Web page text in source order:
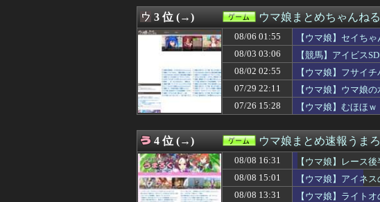
08/08 13:30
【祝】ナリタブライアン役の衣
08/08 13:05
『ドラクエ』で一番有能なキャラ
08/08 13:03
【遊戯王情報】デュエリストカー
08/08 13:02
【悲報】ポケポケ、1年で1600万
弾幕STG『カラドリウス2』、
08/08 13:00
【FF14】最適化対応後のSwitch2
08/08 13:00
【艦これ】もちもちーの本気 他
08/08 13:00
サザエさん世界の夫「妻が昼食
08/08 12:47
【衝撃】映画ちいかわのこのシー
08/08 12:30
【競馬】ピョイットハレルヤが8
08/08 12:30
【FEH】シーダって実は巨乳じゃ
08/08 12:30
【原神】原神のmiHoYoはなぜオ
08/08 12:30
【モンハンワイルズ】ダハドっ
08/08 12:25
「ニカニカの実」を未だに受け入
08/08 12:08
【ウマ娘】ドンナと海行きてえな
3 位 (→) ウマ娘まとめちゃんねる
08/06 01:55
【ウマ娘】セイち
08/03 03:06
【競馬】アイビス
08/02 02:55
【ウマ娘】フサイ
07/29 22:11
【ウマ娘】ウマ娘
07/26 15:28
【ウマ娘】むほほｗ
4 位 (→) ウマ娘まとめ速報うま
08/08 16:31
【ウマ娘】レース
08/08 15:01
【ウマ娘】アイネ
08/08 13:31
【ウマ娘】ライト